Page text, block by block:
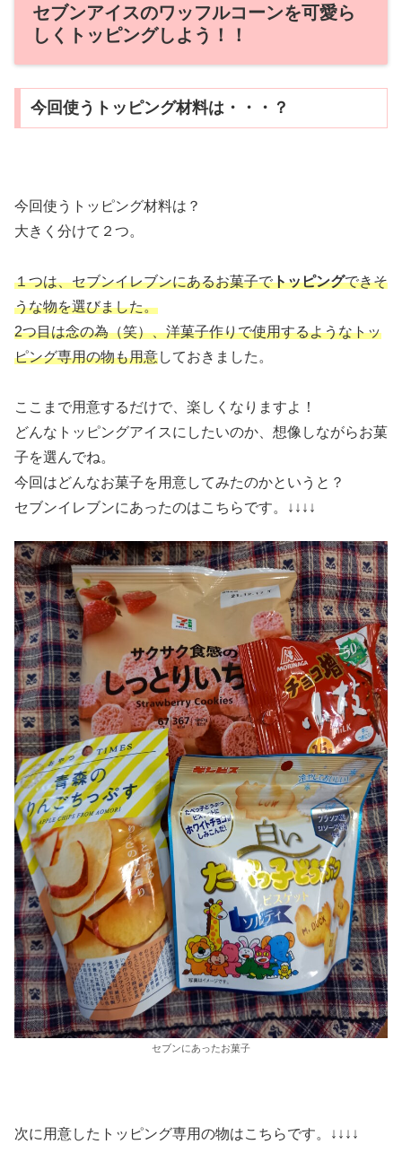
セブンアイスのワッフルコーンを可愛ら
しくトッピングしよう！！
今回使うトッピング材料は・・・？
今回使うトッピング材料は？
大きく分けて２つ。
１つは、セブンイレブンにあるお菓子でトッピングできそ
うな物を選びました。
2つ目は念の為（笑）、洋菓子作りで使用するようなトッ
ピング専用の物も用意しておきました。
ここまで用意するだけで、楽しくなりますよ！
どんなトッピングアイスにしたいのか、想像しながらお菓
子を選んでね。
今回はどんなお菓子を用意してみたのかというと？
セブンイレブンにあったのはこちらです。↓↓↓↓
セブンにあったお菓子
次に用意したトッピング専用の物はこちらです。↓↓↓↓